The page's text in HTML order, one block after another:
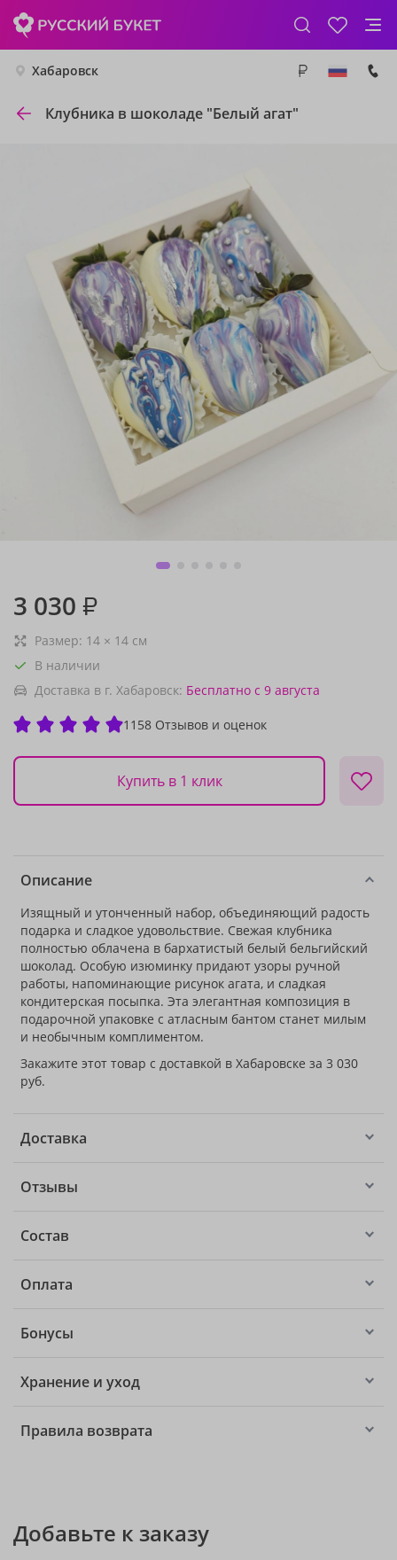
Хабаровск
Клубника в шоколаде "Белый агат"
3 030 ₽
Размер: 14 × 14 см
В наличии
Доставка в г. Хабаровск: Бесплатно с 9 августа
1158 Отзывов и оценок
Купить в 1 клик
Описание
Изящный и утонченный набор, объединяющий радость
подарка и сладкое удовольствие. Свежая клубника
полностью облачена в бархатистый белый бельгийский
шоколад. Особую изюминку придают узоры ручной
работы, напоминающие рисунок агата, и сладкая
кондитерская посыпка. Эта элегантная композиция в
подарочной упаковке с атласным бантом станет милым
и необычным комплиментом.
Закажите этот товар с доставкой в Хабаровске за 3 030
руб.
Доставка
Отзывы
Состав
Оплата
Бонусы
Хранение и уход
Правила возврата
Добавьте к заказу